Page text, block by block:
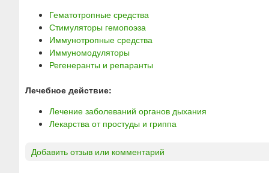
Гематотропные средства
Стимуляторы гемопоэза
Иммунотропные средства
Иммуномодуляторы
Регенеранты и репаранты
Лечебное действие:
Лечение заболеваний органов дыхания
Лекарства от простуды и гриппа
Добавить отзыв или комментарий